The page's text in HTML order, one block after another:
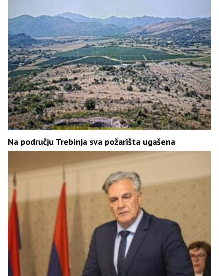
Na području Trebinja sva požarišta ugašena